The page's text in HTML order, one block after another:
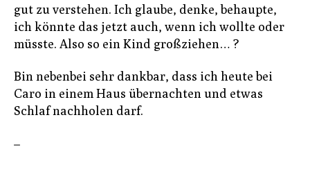
gut zu verstehen. Ich glaube, denke, behaupte,
ich könnte das jetzt auch, wenn ich wollte oder
müsste. Also so ein Kind großziehen… ?
Bin nebenbei sehr dankbar, dass ich heute bei
Caro in einem Haus übernachten und etwas
Schlaf nachholen darf.
–